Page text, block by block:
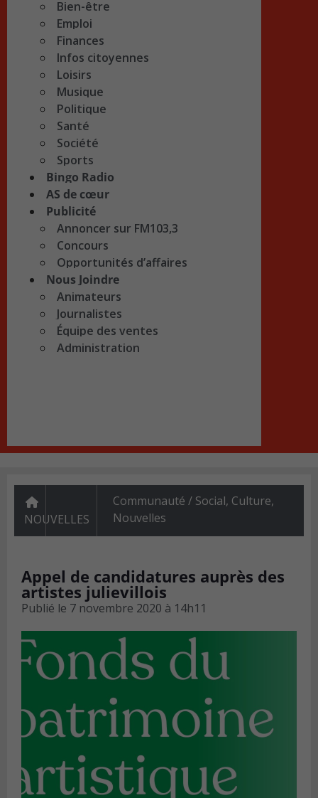
Bien-être
Emploi
Finances
Infos citoyennes
Loisirs
Musique
Politique
Santé
Société
Sports
Bingo Radio
AS de cœur
Publicité
Annoncer sur FM103,3
Concours
Opportunités d’affaires
Nous Joindre
Animateurs
Journalistes
Équipe des ventes
Administration
NOUVELLES
Communauté / Social, Culture,
Nouvelles
Appel de candidatures auprès des
artistes julievillois
Publié le 7 novembre 2020 à 14h11